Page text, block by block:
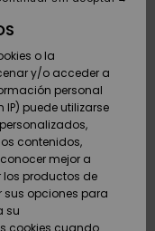
o la
y/o acceder a
personal
puede utilizarse
contenidos,
mejor a
los productos de
sus opciones para
su
cookies cuando